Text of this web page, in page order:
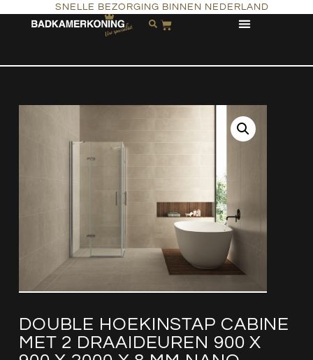
SNELLE BEZORGING BINNEN NEDERLAND
DOUBLE HOEKINSTAP CABINE
MET 2 DRAAIDEUREN 900 X